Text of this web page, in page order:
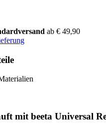
ab € 49,90
mit beeta Universal